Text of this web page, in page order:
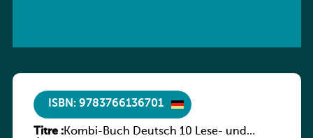
ISBN: 9783766136701
Titre :Kombi-Buch Deutsch 10 Lese- und